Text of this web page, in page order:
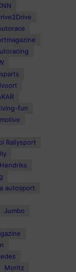
fun
Rallysport
Hendriks
autosport
Jumbo
Moritz